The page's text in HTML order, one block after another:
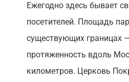
Ежегодно здесь бывает
посетителей. Площадь
существующих границах
протяженность вдоль
километров. Церковь